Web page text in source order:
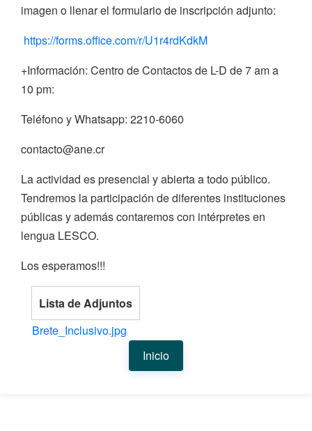
imagen o llenar el formulario de inscripción adjunto:
https://forms.office.com/r/U1r4rdKdkM
+Información: Centro de Contactos de L-D de 7 am a
10 pm:
Teléfono y Whatsapp: 2210-6060
contacto@ane.cr
La actividad es presencial y abierta a todo público.
Tendremos la participación de diferentes instituciones
públicas y además contaremos con intérpretes en
lengua LESCO.
Los esperamos!!!
Lista de Adjuntos
Brete_Inclusivo.jpg
Inicio